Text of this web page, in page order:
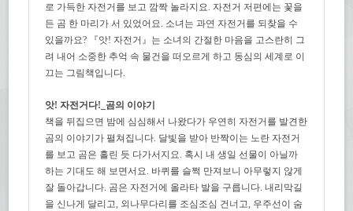
로 가득한 자전거를 보고 깜짝 놀라지요. 자전거 저편에는 꽃을
든 곰 한 마리가 서 있었어요. 소녀는 과연 자전거를 되찾을 수
있을까요? 『앗! 자전거』는 소녀의 간절한 마음을 고스란히 그
려 내어 소중한 추억 속 물건을 떠오르게 하고 동심의 세계로 이
끄는 그림책입니다.
앗! 자전거다!_곰의 이야기
책을 뒤집으면 밤에 심심해서 나왔다가 우연히 자전거를 발견한
곰의 이야기가 펼쳐집니다. 달빛을 받아 반짝이는 노란 자전거
를 보고 곰은 홀린 듯 다가서지요. 혹시 내 생일 선물이 아닐까
하는 기대도 해 보면서요. 바퀴를 슬쩍 만져보니 아무렇지 않게
잘 돌아갑니다. 곰은 자전거에 올라타 발을 구릅니다. 내리막길
을 신나게 달리고, 외나무다리를 조심조심 건너고, 우주선이 숨